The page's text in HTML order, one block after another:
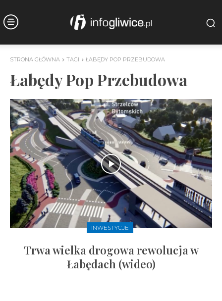
STRONA GŁÓWNA TAGI ŁABĘDY POP PRZEBUDOWA
Łabędy Pop Przebudowa
INWESTYCJE
Trwa wielka drogowa rewolucja w
Łabędach (wideo)